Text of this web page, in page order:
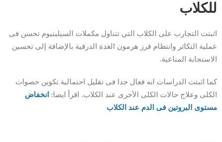
للكلاب
اثبتت التجارب على الكلاب التي تتناول مكملات السيلينيوم تحسن فى
عملية التكاثر وانتظام فرز هرمون الغدة الدرقية بالإضافة إلى تحسين
الاستجابة المناعية.
كما اثبتت الدراسات انه فعال جدا فى تقليل احتمالية تكوين حصوات
الكلى وعلاج حالات الكلى الأخرى عند الكلاب. اقرأ ايضا: انخفاض
مستوى
لبروتين فى الدم عند الكلاب